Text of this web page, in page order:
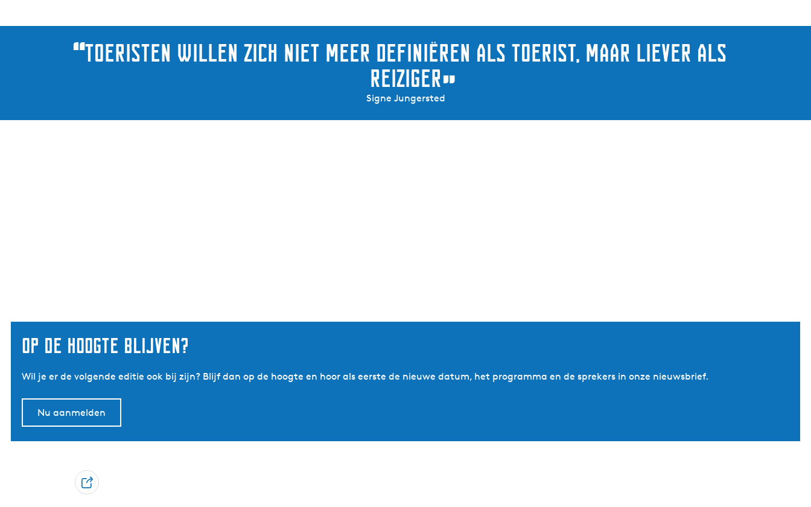
“Toeristen willen zich niet meer definiëren als toerist, maar liever als
reiziger”
Signe Jungersted
op de hoogte blijven?
Wil je er de volgende editie ook bij zijn? Blijf dan op de hoogte en hoor als eerste de nieuwe datum, het programma en de sprekers in onze nieuwsbrief.
Nu aanmelden
D